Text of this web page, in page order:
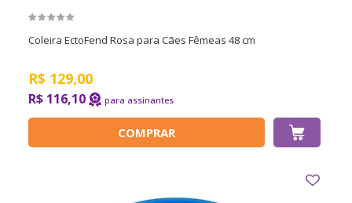
Coleira EctoFend Rosa para Cães Fêmeas 48 cm
R$ 129,00
R$ 116,10
COMPRAR